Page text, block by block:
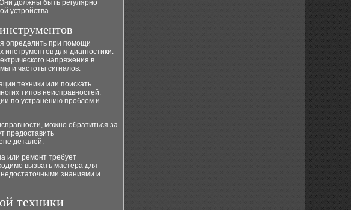
должны быть регулярно
устройства.
определить при помощи
для диагностики.
напряжения в
и частоты сигналов.
техники или поискать
типов неисправностей.
по устранению проблем и
можно обратиться за
предоставить
деталей.
или ремонт требует
вызвать мастера для
знаниями и
техники